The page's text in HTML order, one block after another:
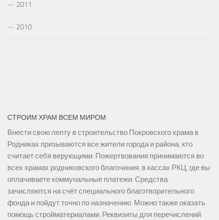
2011
2010
СТРОИМ ХРАМ ВСЕМ МИРОМ
Внести свою лепту в строительство Покровского храма в
Родниках призываются все жители города и района, кто
считает себя верующими. Пожертвования принимаются во
всех храмах родниковского благочиния, в кассах РКЦ, где вы
оплачиваете коммунальные платежи. Средства
зачисляются на счёт специального благотворительного
фонда и пойдут точно по назначению. Можно также оказать
помощь стройматериалами. Реквизиты для перечислений